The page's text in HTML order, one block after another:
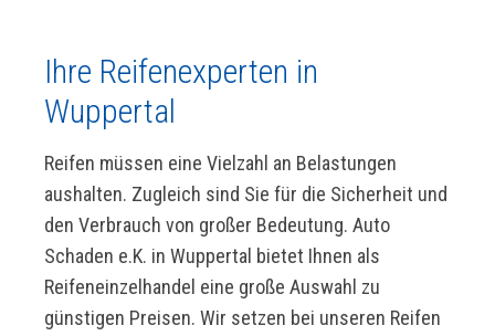
Ihre Reifenexperten in
Wuppertal
Reifen müssen eine Vielzahl an Belastungen
aushalten. Zugleich sind Sie für die Sicherheit und
den Verbrauch von großer Bedeutung. Auto
Schaden e.K. in Wuppertal bietet Ihnen als
Reifeneinzelhandel eine große Auswahl zu
günstigen Preisen. Wir setzen bei unseren Reifen